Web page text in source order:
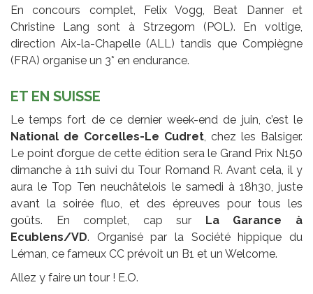
En concours complet, Felix Vogg, Beat Danner et
Christine Lang sont à Strzegom (POL). En voltige,
direction Aix-la-Chapelle (ALL) tandis que Compiègne
(FRA) organise un 3* en endurance.
ET EN SUISSE
Le temps fort de ce dernier week-end de juin, c’est le
National de Corcelles-Le Cudret, chez les Balsiger.
Le point d’orgue de cette édition sera le Grand Prix N150
dimanche à 11h suivi du Tour Romand R. Avant cela, il y
aura le Top Ten neuchâtelois le samedi à 18h30, juste
avant la soirée fluo, et des épreuves pour tous les
goûts. En complet, cap sur
La Garance à
Ecublens/VD. Organisé par la Société hippique du
Léman, ce fameux CC prévoit un B1 et un Welcome.
Allez y faire un tour ! E.O.